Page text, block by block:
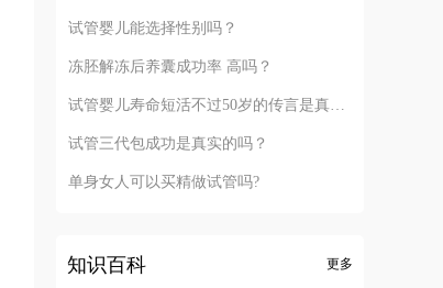
试管婴儿能选择性别吗？
冻胚解冻后养囊成功率 高吗？
试管婴儿寿命短活不过50岁的传言是真的吗？
试管三代包成功是真实的吗？
单身女人可以买精做试管吗?
知识百科 更多